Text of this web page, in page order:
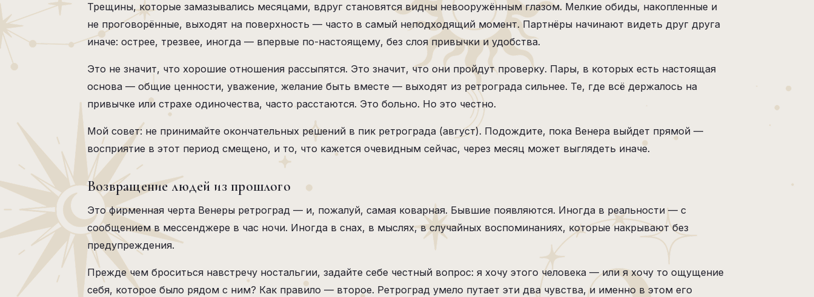
Трещины, которые замазывались месяцами, вдруг становятся видны невооружённым глазом. Мелкие обиды, накопленные и
не проговорённые, выходят на поверхность — часто в самый неподходящий момент. Партнёры начинают видеть друг друга
иначе: острее, трезвее, иногда — впервые по-настоящему, без слоя привычки и удобства.
Это не значит, что хорошие отношения рассыпятся. Это значит, что они пройдут проверку. Пары, в которых есть настоящая
основа — общие ценности, уважение, желание быть вместе — выходят из ретрограда сильнее. Те, где всё держалось на
привычке или страхе одиночества, часто расстаются. Это больно. Но это честно.
Мой совет: не принимайте окончательных решений в пик ретрограда (август). Подождите, пока Венера выйдет прямой —
восприятие в этот период смещено, и то, что кажется очевидным сейчас, через месяц может выглядеть иначе.
Возвращение людей из прошлого
Это фирменная черта Венеры ретроград — и, пожалуй, самая коварная. Бывшие появляются. Иногда в реальности — с
сообщением в мессенджере в час ночи. Иногда в снах, в мыслях, в случайных воспоминаниях, которые накрывают без
предупреждения.
Прежде чем броситься навстречу ностальгии, задайте себе честный вопрос: я хочу этого человека — или я хочу то ощущение
себя, которое было рядом с ним? Как правило — второе. Ретроград умело путает эти два чувства, и именно в этом его